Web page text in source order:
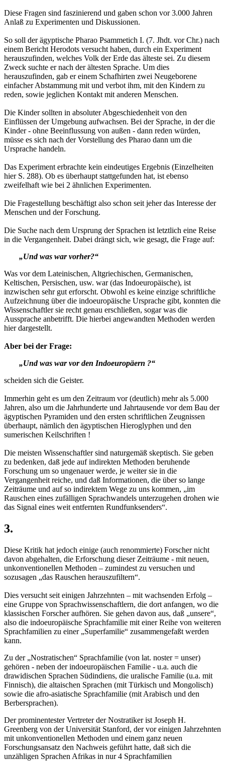
Diese Fragen sind faszinierend und gaben schon vor 3.000 Jahren
Anlaß zu Experimenten und Diskussionen.
So soll der ägyptische Pharao Psammetich I. (7. Jhdt. vor Chr.) nach
einem Bericht Herodots versucht haben, durch ein Experiment
herauszufinden, welches Volk der Erde das älteste sei. Zu diesem
Zweck suchte er nach der ältesten Sprache. Um dies
herauszufinden, gab er einem Schafhirten zwei Neugeborene
einfacher Abstammung mit und verbot ihm, mit den Kindern zu
reden, sowie jeglichen Kontakt mit anderen Menschen.
Die Kinder sollten in absoluter Abgeschiedenheit von den
Einflüssen der Umgebung aufwachsen. Bei der Sprache, in der die
Kinder - ohne Beeinflussung von außen - dann reden würden,
müsse es sich nach der Vorstellung des Pharao dann um die
Ursprache handeln.
Das Experiment erbrachte kein eindeutiges Ergebnis (Einzelheiten
hier S. 288). Ob es überhaupt stattgefunden hat, ist ebenso
zweifelhaft wie bei 2 ähnlichen Experimenten.
Die Fragestellung beschäftigt also schon seit jeher das Interesse der
Menschen und der Forschung.
Die Suche nach dem Ursprung der Sprachen ist letztlich eine Reise
in die Vergangenheit. Dabei drängt sich, wie gesagt, die Frage auf:
„Und was war vorher?“
Was vor dem Lateinischen, Altgriechischen, Germanischen,
Keltischen, Persischen, usw. war (das Indoeuropäische), ist
inzwischen sehr gut erforscht. Obwohl es keine einzige schriftliche
Aufzeichnung über die indoeuropäische Ursprache gibt, konnten die
Wissenschaftler sie recht genau erschließen, sogar was die
Aussprache anbetrifft. Die hierbei angewandten Methoden werden
hier dargestellt.
Aber bei der Frage:
„Und was war vor den Indoeuropäern ?“
scheiden sich die Geister.
Immerhin geht es um den Zeitraum vor (deutlich) mehr als 5.000
Jahren, also um die Jahrhunderte und Jahrtausende vor dem Bau der
ägyptischen Pyramiden und den ersten schriftlichen Zeugnissen
überhaupt, nämlich den ägyptischen Hieroglyphen und den
sumerischen Keilschriften !
Die meisten Wissenschaftler sind naturgemäß skeptisch. Sie geben
zu bedenken, daß jede auf indirekten Methoden beruhende
Forschung um so ungenauer werde, je weiter sie in die
Vergangenheit reiche, und daß Informationen, die über so lange
Zeiträume und auf so indirektem Wege zu uns kommen, „im
Rauschen eines zufälligen Sprachwandels unterzugehen drohen wie
das Signal eines weit entfernten Rundfunksenders“.
3.
Diese Kritik hat jedoch einige (auch renommierte) Forscher nicht
davon abgehalten, die Erforschung dieser Zeiträume - mit neuen,
unkonventionellen Methoden – zumindest zu versuchen und
sozusagen „das Rauschen herauszufiltern“.
Dies versucht seit einigen Jahrzehnten – mit wachsenden Erfolg –
eine Gruppe von Sprachwissenschaftlern, die dort anfangen, wo die
klassischen Forscher aufhören. Sie gehen davon aus, daß „unsere“,
also die indoeuropäische Sprachfamilie mit einer Reihe von weiteren
Sprachfamilien zu einer „Superfamilie“ zusammengefaßt werden
kann.
Zu der „Nostratischen“ Sprachfamilie (von lat. noster = unser)
gehören - neben der indoeuropäischen Familie - u.a. auch die
drawidischen Sprachen Südindiens, die uralische Familie (u.a. mit
Finnisch), die altaischen Sprachen (mit Türkisch und Mongolisch)
sowie die afro-asiatische Sprachfamilie (mit Arabisch und den
Berbersprachen).
Der prominentester Vertreter der Nostratiker ist Joseph H.
Greenberg von der Universität Stanford, der vor einigen Jahrzehnten
mit unkonventionellen Methoden und einem ganz neuen
Forschungsansatz den Nachweis geführt hatte, daß sich die
unzähligen Sprachen Afrikas in nur 4 Sprachfamilien